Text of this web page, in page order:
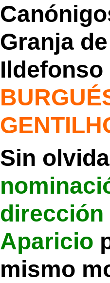
Granja
Sin
dirección
Aparicio
mismo